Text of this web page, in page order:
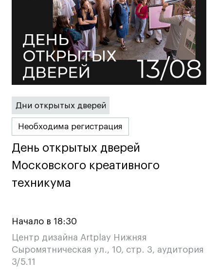
Работы студентов
«Живые» проекты
Участие в выставках
Britanka New Creatives
Fashion Summer
Подобрать программу
Дни открытых дверей
Необходима регистрация
День открытых дверей
Московского креативного
техникума
День открытых дверей
Московского креативного
техникума
Начало в 18:30
Центр дизайна Artplay Нижняя
Сыромятническая ул., 10, стр. 3, аудитория
3/5.11